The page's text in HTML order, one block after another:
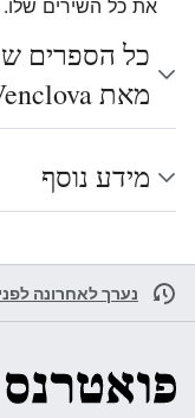
את כל השירים שלו.
כל הספרים
מאת Tomas Venclova
מידע נוסף
נערך לאחרונה לפני 11 שנים